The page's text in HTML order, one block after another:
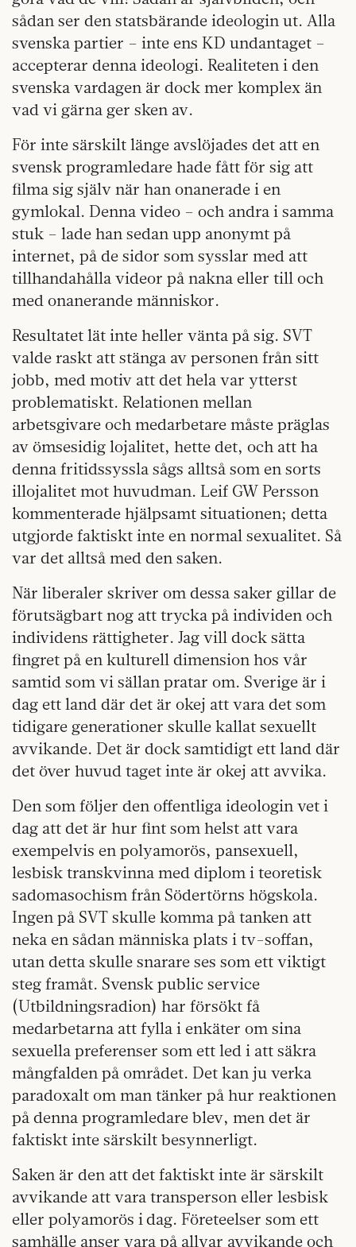
sådan ser den statsbärande ideologin ut. Alla
svenska partier – inte ens KD undantaget –
accepterar denna ideologi. Realiteten i den
svenska vardagen är dock mer komplex än
vad vi gärna ger sken av.
För inte särskilt länge avslöjades det att en
svensk programledare hade fått för sig att
filma sig själv när han onanerade i en
gymlokal. Denna video – och andra i samma
stuk – lade han sedan upp anonymt på
internet, på de sidor som sysslar med att
tillhandahålla videor på nakna eller till och
med onanerande människor.
Resultatet lät inte heller vänta på sig. SVT
valde raskt att stänga av personen från sitt
jobb, med motiv att det hela var ytterst
problematiskt. Relationen mellan
arbetsgivare och medarbetare måste präglas
av ömsesidig lojalitet, hette det, och att ha
denna fritidssyssla sågs alltså som en sorts
illojalitet mot huvudman. Leif GW Persson
kommenterade hjälpsamt situationen; detta
utgjorde faktiskt inte en normal sexualitet. Så
var det alltså med den saken.
När liberaler skriver om dessa saker gillar de
förutsägbart nog att trycka på individen och
individens rättigheter. Jag vill dock sätta
fingret på en kulturell dimension hos vår
samtid som vi sällan pratar om. Sverige är i
dag ett land där det är okej att vara det som
tidigare generationer skulle kallat sexuellt
avvikande. Det är dock samtidigt ett land där
det över huvud taget inte är okej att avvika.
Den som följer den offentliga ideologin vet i
dag att det är hur fint som helst att vara
exempelvis en polyamorös, pansexuell,
lesbisk transkvinna med diplom i teoretisk
sadomasochism från Södertörns högskola.
Ingen på SVT skulle komma på tanken att
neka en sådan människa plats i tv-soffan,
utan detta skulle snarare ses som ett viktigt
steg framåt. Svensk public service
(Utbildningsradion) har försökt få
medarbetarna att fylla i enkäter om sina
sexuella preferenser som ett led i att säkra
mångfalden på området. Det kan ju verka
paradoxalt om man tänker på hur reaktionen
på denna programledare blev, men det är
faktiskt inte särskilt besynnerligt.
Saken är den att det faktiskt inte är särskilt
avvikande att vara transperson eller lesbisk
eller polyamorös i dag. Företeelser som ett
samhälle anser vara på allvar avvikande och